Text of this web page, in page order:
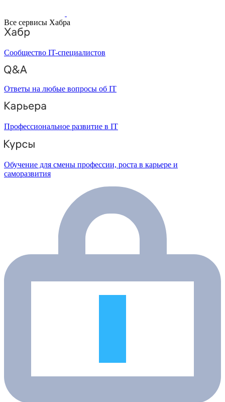
Все сервисы Хабра
Сообщество IT-специалистов
Ответы на любые вопросы об IT
Профессиональное развитие в IT
Обучение для смены профессии, роста в карьере и
саморазвития